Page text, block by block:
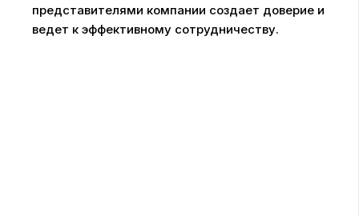
представителями компании создает доверие и
ведет к эффективному сотрудничеству.